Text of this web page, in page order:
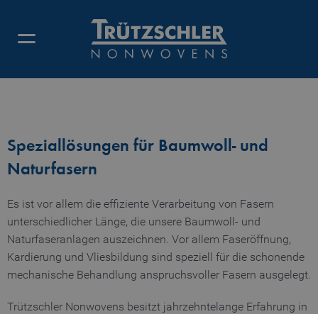
BAUMWOLLANLAGEN
Speziallösungen für Baumwoll- und
Naturfasern
Es ist vor allem die effiziente Verarbeitung von Fasern
unterschiedlicher Länge, die unsere Baumwoll- und
Naturfaseranlagen auszeichnen. Vor allem Faseröffnung,
Kardierung und Vliesbildung sind speziell für die schonende
mechanische Behandlung anspruchsvoller Fasern ausgelegt.
Trützschler Nonwovens besitzt jahrzehntelange Erfahrung in